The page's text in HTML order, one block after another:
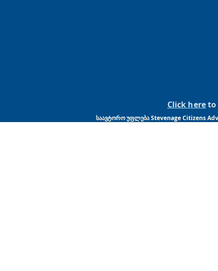
Click hereto
საავტორო უფლება Stevenage Citizens